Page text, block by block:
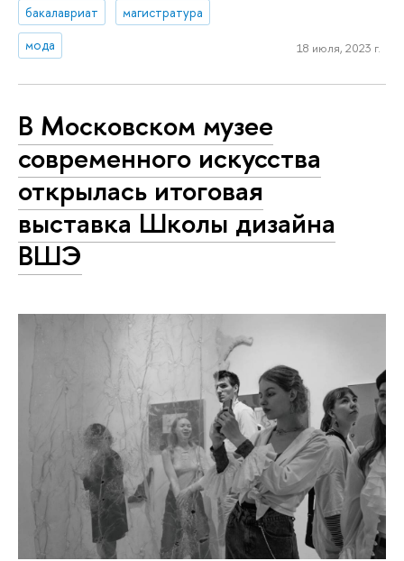
бакалавриат
магистратура
мода
18 июля, 2023 г.
В Московском музее
современного искусства
открылась итоговая
выставка Школы дизайна
ВШЭ